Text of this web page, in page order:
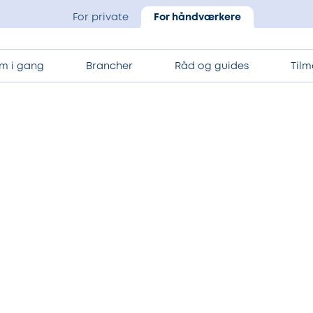
For private For håndværkere
i gang Brancher Råd og guides